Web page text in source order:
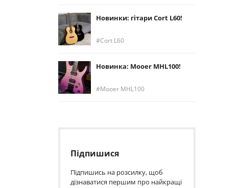
Новинки: гітари Cort L60!
Cort L60
Новинка: Mooer MHL100!
Mooer MHL100
Підпишися
Підпишись на розсилку, щоб
дізнаватися першим про найкращі